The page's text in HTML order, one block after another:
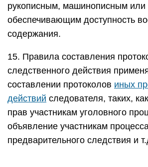
рукописным, машинописным
обеспечивающим доступность
содержания.
15. Правила составления
следственного действия
составлении протоколов иных
действий следователя, таких,
прав участникам уголовного
объявление участникам
предварительного следствия и